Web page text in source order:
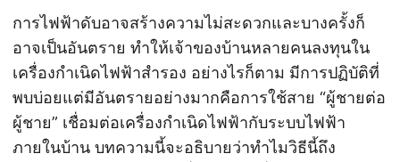
การไฟฟ้าดับอาจสร้างความไม่สะดวกและบางครั้งก็
อาจเป็นอันตราย ทำให้เจ้าของบ้านหลายคนลงทุนใน
เครื่องกำเนิดไฟฟ้าสำรอง อย่างไรก็ตาม มีการปฏิบัติที่
พบบ่อยแต่มีอันตรายอย่างมากคือการใช้สาย “ผู้ชายต่อ
ผู้ชาย” เชื่อมต่อเครื่องกำเนิดไฟฟ้ากับระบบไฟฟ้า
ภายในบ้าน บทความนี้จะอธิบายว่าทำไมวิธีนี้ถึง